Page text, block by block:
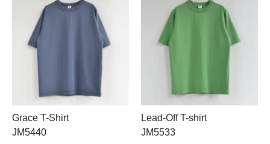
Grace T-Shirt
JM5440
Lead-Off T-shirt
JM5533